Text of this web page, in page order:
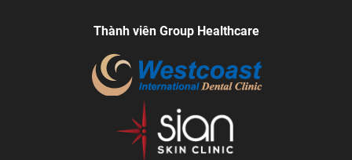
Thành viên Group Healthcare